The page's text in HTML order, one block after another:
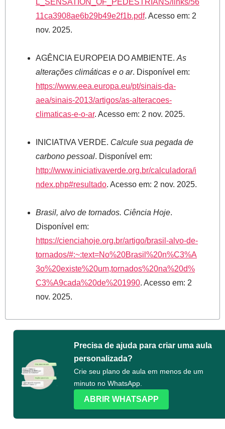
L_SENSATION_OF_PEDESTRIANS/links/56
11ca3908ae6b29b49e2f1b.pdf. Acesso em: 2
nov. 2025.
AGÊNCIA EUROPEIA DO AMBIENTE. As
alterações climáticas e o ar. Disponível em:
https://www.eea.europa.eu/pt/sinais-da-
aea/sinais-2013/artigos/as-alteracoes-
climaticas-e-o-ar. Acesso em: 2 nov. 2025.
INICIATIVA VERDE. Calcule sua pegada de
carbono pessoal. Disponível em:
http://www.iniciativaverde.org.br/calculadora/i
ndex.php#resultado. Acesso em: 2 nov. 2025.
Brasil, alvo de tornados. Ciência Hoje.
Disponível em:
https://cienciahoje.org.br/artigo/brasil-alvo-de-
tornados/#:~:text=No%20Brasil%20n%C3%A
3o%20existe%20um,tornados%20na%20d%
C3%A9cada%20de%201990. Acesso em: 2
nov. 2025.
Precisa de ajuda para criar uma aula
personalizada?
Crie seu plano de aula em menos de um
minuto no WhatsApp.
ABRIR WHATSAPP